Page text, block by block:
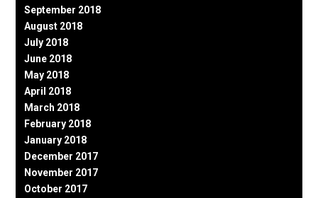
September 2018
August 2018
July 2018
June 2018
May 2018
April 2018
March 2018
February 2018
January 2018
December 2017
November 2017
October 2017